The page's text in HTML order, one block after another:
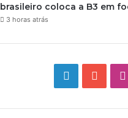
brasileiro coloca a B3 em
3 horas atrás
Linkedin